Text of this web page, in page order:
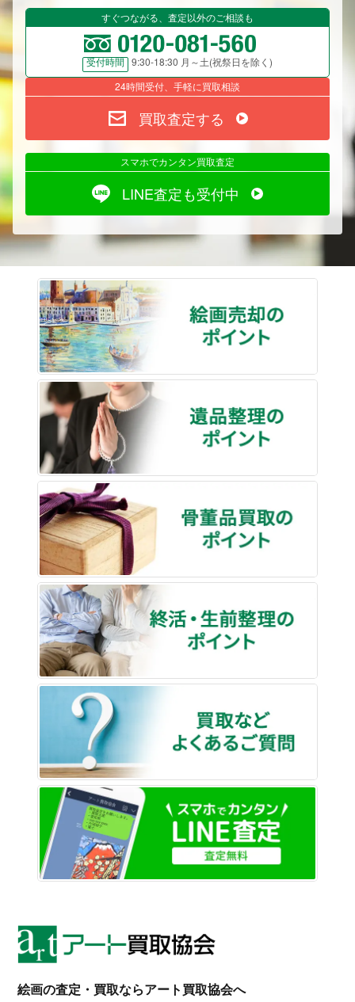
すぐつながる、査定以外のご相談も
受付時間
9:30-18:30 月～土(祝祭日を除く)
24時間受付、手軽に買取相談
買取査定する
スマホでカンタン買取査定
LINE査定も受付中
絵画の査定・買取ならアート買取協会へ